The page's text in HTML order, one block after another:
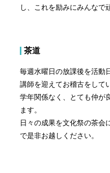
し、これを励みにみんなで
茶道
毎週水曜日の放課後を活動
講師を迎えてお稽古をして
学年関係なく、とても仲が
ます。
日々の成果を文化祭の茶会
で是非お越しください。